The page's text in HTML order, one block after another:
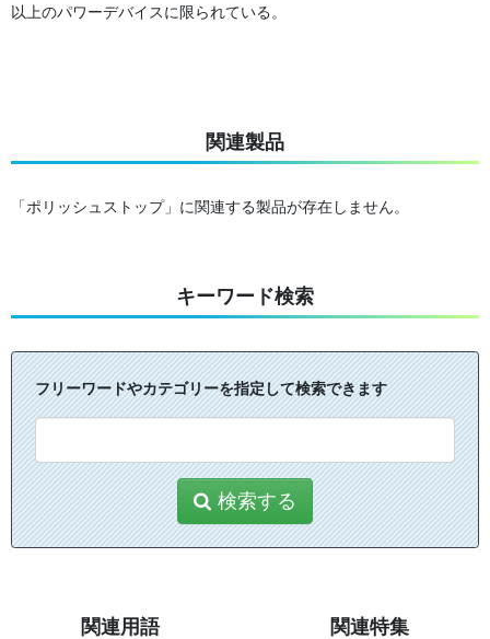
以上のパワーデバイスに限られている。
関連製品
「ポリッシュストップ」に関連する製品が存在しません。
キーワード検索
フリーワードやカテゴリーを指定して検索できます
検索する
関連用語 関連特集